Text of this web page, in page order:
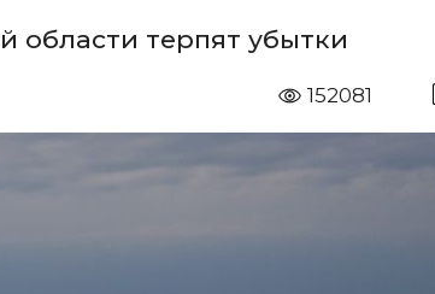
области терпят убытки
152081